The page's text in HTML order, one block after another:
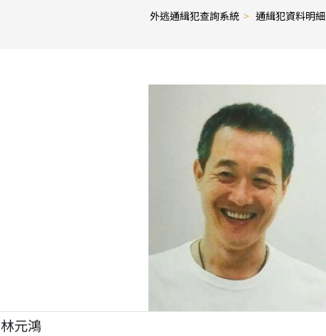
外逃通緝犯查詢系統 > 通緝犯資料明細
林元鴻